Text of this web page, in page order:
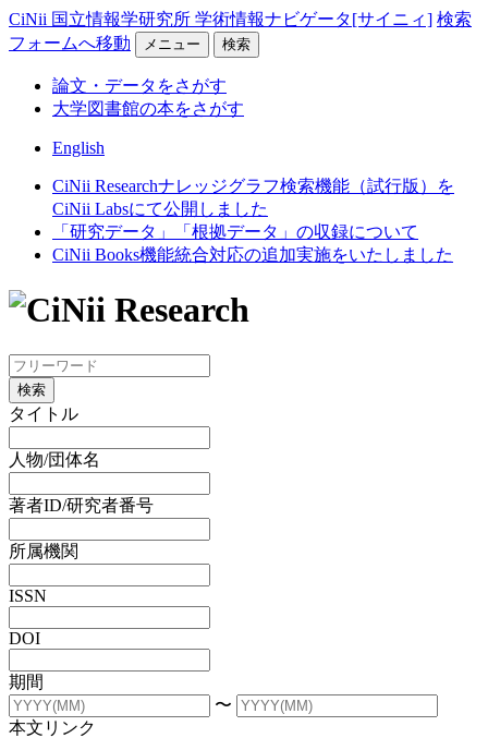
CiNii 国立情報学研究所 学術情報ナビゲータ[サイニィ] 検索
フォームへ移動
メニュー 検索
論文・データをさがす
大学図書館の本をさがす
English
CiNii Researchナレッジグラフ検索機能（試行版）を
CiNii Labsにて公開しました
「研究データ」「根拠データ」の収録について
CiNii Books機能統合対応の追加実施をいたしました
検索
タイトル
人物/団体名
著者ID/研究者番号
所属機関
ISSN
DOI
期間
〜
本文リンク